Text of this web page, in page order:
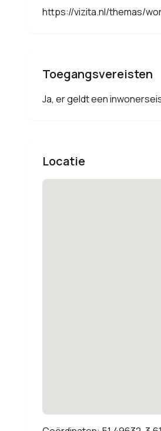
https://vizita.nl/themas/
Toegangsvereisten
Ja, er geldt een
Locatie